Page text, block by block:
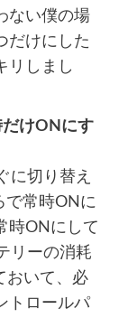
ない僕の場
だけにした
リしまし
けONにす
に切り替え
で常時ONに
時ONにして
リーの消耗
おいて、必
トロールパ